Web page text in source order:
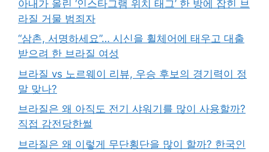
아내가 올린 ‘인스타그램 위치 태그’ 한 방에 잡힌 브
라질 거물 범죄자
“삼촌, 서명하세요”… 시신을 휠체어에 태우고 대출
받으려 한 브라질 여성
브라질 vs 노르웨이 리뷰, 우승 후보의 경기력이 정
말 맞나?
브라질은 왜 아직도 전기 샤워기를 많이 사용할까?
직접 감전당한썰
브라질은 왜 이렇게 무단횡단을 많이 할까? 한국인